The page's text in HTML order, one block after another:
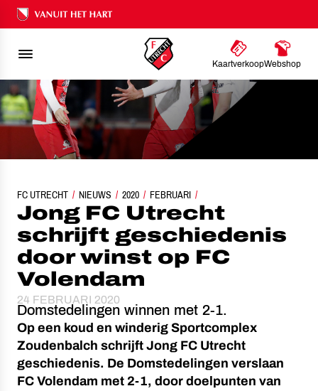
Ons nalatenschap
KaartverkoopWebshop
FC UTRECHT NIEUWS 2020 FEBRUARI
JONG FC UTRECHT SCHRIJFT GESCHIEDENIS DOOR WINST OP FC
Jong FC Utrecht
schrijft geschiedenis
door winst op FC
Volendam
24 FEBRUARI 2020
Domstedelingen winnen met 2-1.
Op een koud en winderig Sportcomplex
Zoudenbalch schrijft Jong FC Utrecht
geschiedenis. De Domstedelingen verslaan
FC Volendam met 2-1, door doelpunten van